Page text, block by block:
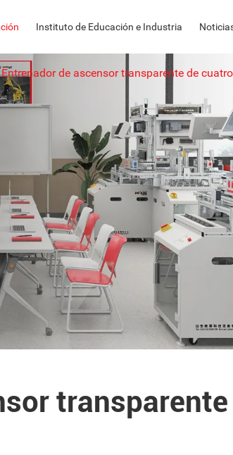
Instituto de Educación e Industria
Entrenador de ascensor transparente de